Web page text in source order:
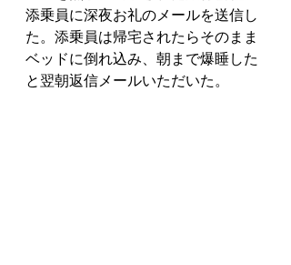
添乗員に深夜お礼のメールを送信し
た。添乗員は帰宅されたらそのまま
ベッドに倒れ込み、朝まで爆睡した
と翌朝返信メールいただいた。